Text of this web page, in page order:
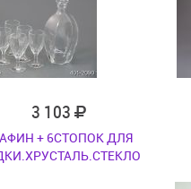
3 103
+ 6СТОПОК ДЛЯ